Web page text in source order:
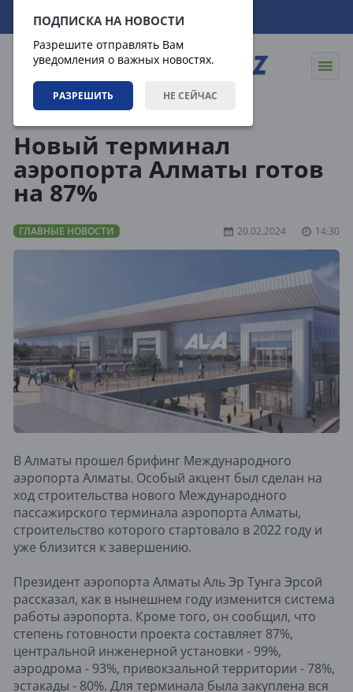
ПОДПИСКА НА НОВОСТИ
Разрешите отправлять Вам
уведомления о важных новостях.
РАЗРЕШИТЬ НЕ СЕЙЧАС
07.08.2026 13:29:06
Новый терминал
аэропорта Алматы готов
на 87%
ГЛАВНЫЕ НОВОСТИ 20.02.2024 14:30
В Алматы прошел брифинг Международного
аэропорта Алматы. Особый акцент был сделан на
ход строительства нового Международного
пассажирского терминала аэропорта Алматы,
строительство которого стартовало в 2022 году и
уже близится к завершению.
Президент аэропорта Алматы Аль Эр Тунга Эрсой
рассказал, как в нынешнем году изменится система
работы аэропорта. Кроме того, он сообщил, что
степень готовности проекта составляет 87%,
центральной инженерной установки - 99%,
аэродрома - 93%, привокзальной территории - 78%,
эстакады - 80%. Для терминала была закуплена вся